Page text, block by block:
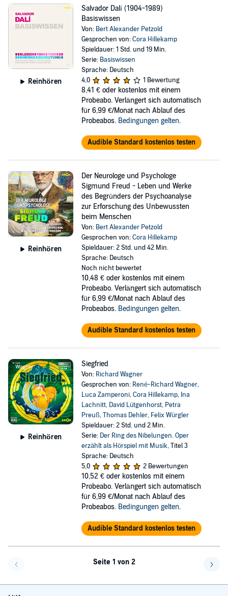
Reinhören
Salvador Dalí (1904-1989)
Basiswissen
Von: Bert Alexander Petzold
Gesprochen von:Cora Hillekamp
Spieldauer: 1 Std. und 19 Min.
Serie: Basiswissen
Sprache: Deutsch
4,0
1 Bewertung
8,41 € oder kostenlos mit einem
Probeabo. Verlängert sich automatisch
für 6,99 €/Monat nach Ablauf des
Probeabos. Bedingungen gelten.
Audible Standard kostenlos testen
Reinhören
Der Neurologe und Psychologe
Sigmund Freud - Leben und Werke
des Begründers der Psychoanalyse
zur Erforschung des Unbewussten
beim Menschen
Von: Bert Alexander Petzold
Gesprochen von:Cora Hillekamp
Spieldauer: 2 Std. und 42 Min.
Sprache: Deutsch
Noch nicht bewertet
10,48 € oder kostenlos mit einem
Probeabo. Verlängert sich automatisch
für 6,99 €/Monat nach Ablauf des
Probeabos. Bedingungen gelten.
Audible Standard kostenlos testen
Reinhören
Siegfried
Von: Richard Wagner
Gesprochen von: René-Richard Wagner,
Luca Zamperoni,Cora Hillekamp, Ina
Lachnitt, David Lütgenhorst, Petra
Preuß,Thomas Dehler, Felix Würgler
Spieldauer: 2 Std. und 2 Min.
Serie: Der Ring des Nibelungen. Oper
erzählt als Hörspiel mit Musik, Titel 3
Sprache: Deutsch
5,0
2 Bewertungen
10,52 € oder kostenlos mit einem
Probeabo. Verlängert sich automatisch
für 6,99 €/Monat nach Ablauf des
Probeabos. Bedingungen gelten.
Audible Standard kostenlos testen
Seite 1 von 2